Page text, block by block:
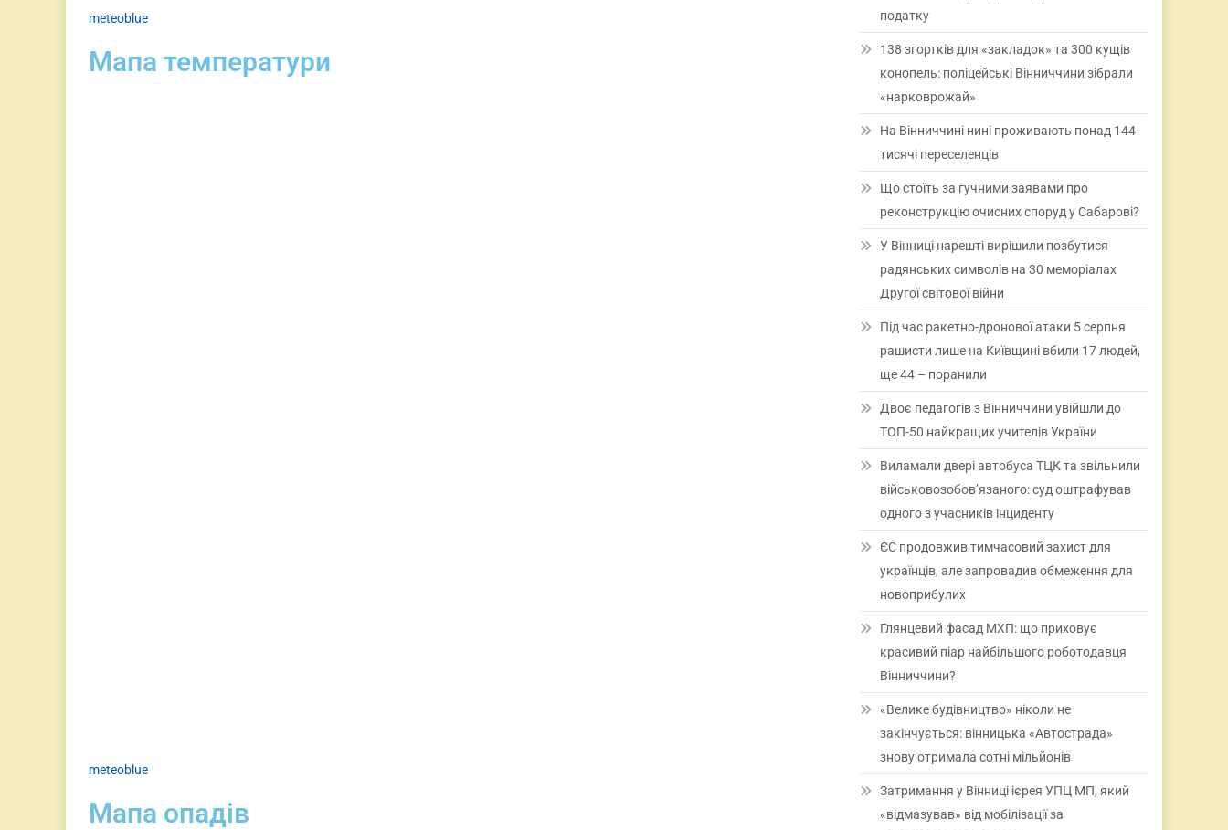
meteoblue
Мапа температури
meteoblue
Мапа опадів
податку
138 згортків для «закладок» та 300 кущів
конопель: поліцейські Вінниччини зібрали
«нарковрожай»
На Вінниччині нині проживають понад 144
тисячі переселенців
Що стоїть за гучними заявами про
реконструкцію очисних споруд у Сабарові?
У Вінниці нарешті вирішили позбутися
радянських символів на 30 меморіалах
Другої світової війни
Під час ракетно-дронової атаки 5 серпня
рашисти лише на Київщині вбили 17 людей,
ще 44 – поранили
Двоє педагогів з Вінниччини увійшли до
ТОП-50 найкращих учителів України
Виламали двері автобуса ТЦК та звільнили
військовозобов’язаного: суд оштрафував
одного з учасників інциденту
ЄС продовжив тимчасовий захист для
українців, але запровадив обмеження для
новоприбулих
Глянцевий фасад МХП: що приховує
красивий піар найбільшого роботодавця
Вінниччини?
«Велике будівництво» ніколи не
закінчується: вінницька «Автострада»
знову отримала сотні мільйонів
Затримання у Вінниці ієрея УПЦ МП, який
«відмазував» від мобілізації за